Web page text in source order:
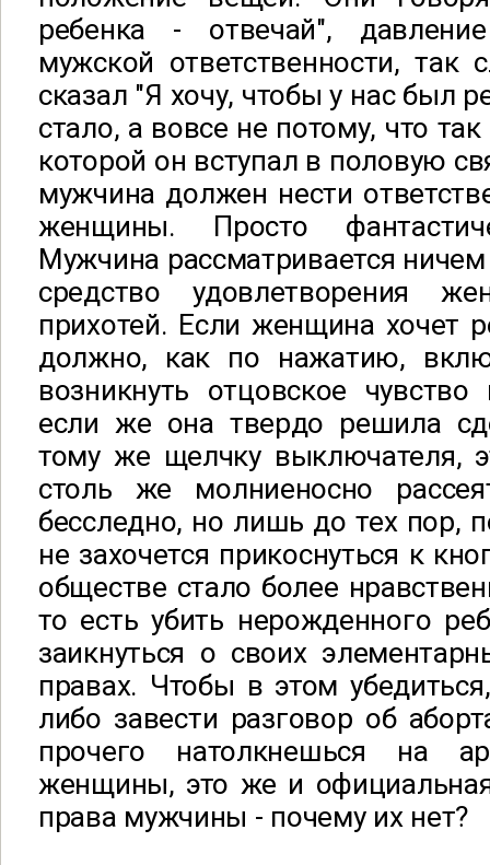
ребенка - отвечай",
мужской ответственности,
сказал "Я хочу, чтобы у нас был
стало, а вовсе не потому, что
которой он вступал в половую
мужчина должен нести
женщины. Просто
Мужчина рассматривается
средство удовлетворения
прихотей. Если женщина хочет
должно, как по нажатию,
возникнуть отцовское чувство
если же она твердо решила
тому же щелчку выключателя,
столь же молниеносно
бесследно, но лишь до тех пор,
не захочется прикоснуться к
обществе стало более
то есть убить нерожденного
заикнуться о своих
правах. Чтобы в этом
либо завести разговор об
прочего натолкнешься на
женщины, это же и
права мужчины - почему их нет?